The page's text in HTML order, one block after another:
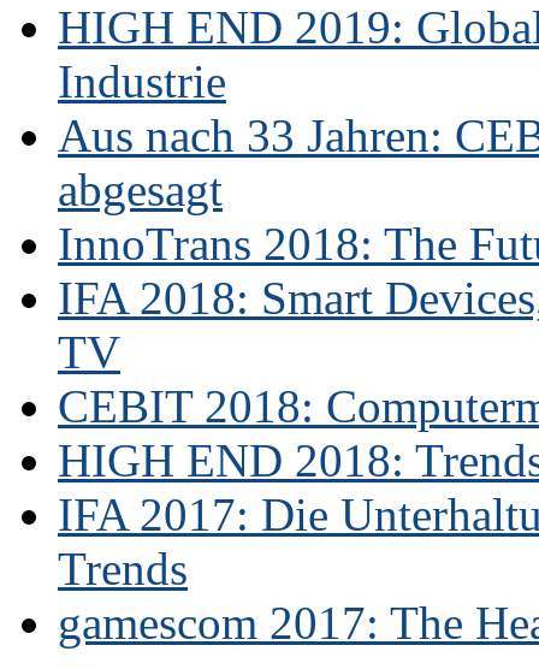
HIGH END 2019:
Industrie
Aus nach 33 Jahren:
abgesagt
InnoTrans 2018: The
IFA 2018: Smart
TV
CEBIT 2018:
HIGH END 2018:
IFA 2017: Die
Trends
gamescom 2017: The